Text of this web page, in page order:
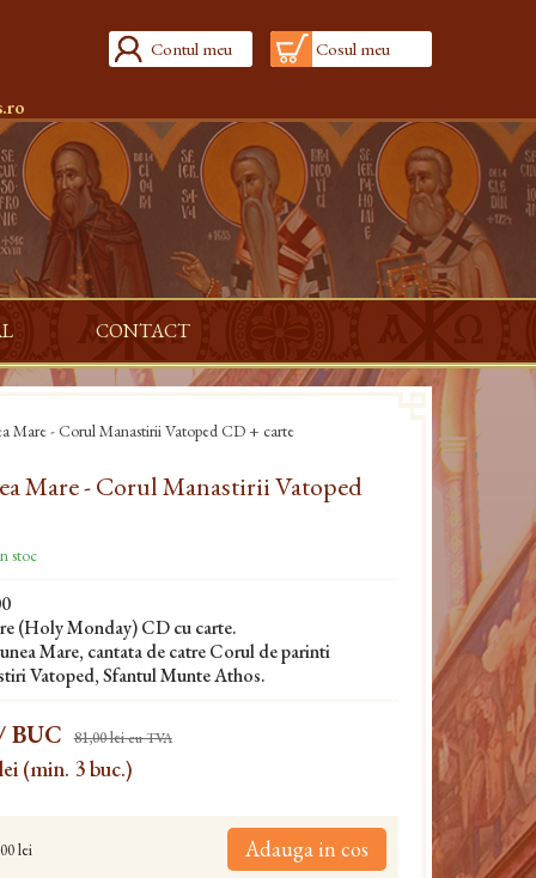
Contul meu Cosul meu
CONTACT
Mare - Corul Manastirii Vatoped CD + carte
Mare - Corul Manastirii Vatoped
stoc
(Holy Monday) CD cu carte.
Mare, cantata de catre Corul de parinti
Vatoped, Sfantul Munte Athos.
BUC 81,00 leicu TVA
(min. 3 buc.)
lei Adauga in cos